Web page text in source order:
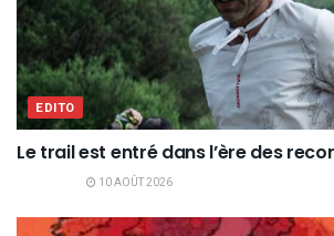
EDITO
Le trail est entré dans l’ère des
10 AOÛT 2026